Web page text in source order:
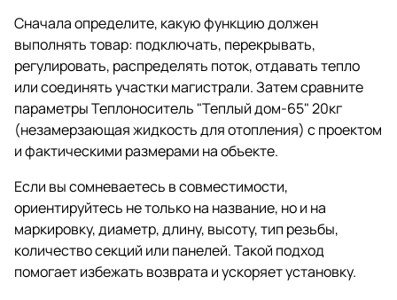
Сначала определите, какую функцию должен
выполнять товар: подключать, перекрывать,
регулировать, распределять поток, отдавать тепло
или соединять участки магистрали. Затем сравните
параметры Теплоноситель "Теплый дом-65" 20кг
(незамерзающая жидкость для отопления) с проектом
и фактическими размерами на объекте.
Если вы сомневаетесь в совместимости,
ориентируйтесь не только на название, но и на
маркировку, диаметр, длину, высоту, тип резьбы,
количество секций или панелей. Такой подход
помогает избежать возврата и ускоряет установку.